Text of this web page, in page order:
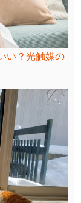
い？光触媒の